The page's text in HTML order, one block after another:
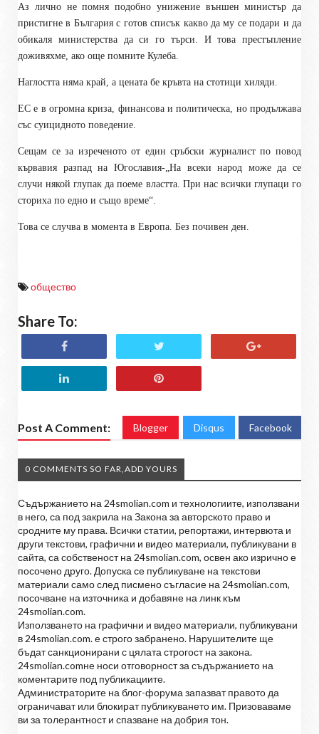
Аз лично не помня подобно унижение външен министър да
пристигне в България с готов списък какво да му се подари и да
обикаля министерства да си го търси. И това престъпление
доживяхме, ако още помните Кулеба.
Наглостта няма край, а цената бе кръвта на стотици хиляди.
ЕС е в огромна криза, финансова и политическа, но продължава
със суицидното поведение.
Сещам се за изреченото от един сръбски журналист по повод
кървавия разпад на Югославия-„На всеки народ може да се
случи някой глупак да поеме властта. При нас всички глупаци го
сториха по едно и също време“.
Това се случва в момента в Европа. Без почивен ден.
общество
Share To:
Post A Comment: Blogger Disqus Facebook
0 COMMENTS SO FAR,ADD YOURS
Съдържанието на 24smolian.com и технологиите, използвани
в него, са под закрила на Закона за авторското право и
сродните му права. Всички статии, репортажи, интервюта и
други текстови, графични и видео материали, публикувани в
сайта, са собственост на 24smolian.com, освен ако изрично е
посочено друго. Допуска се публикуване на текстови
материали само след писмено съгласие на 24smolian.com,
посочване на източника и добавяне на линк към
24smolian.com.
Използването на графични и видео материали, публикувани
в 24smolian.com. е строго забранено. Нарушителите ще
бъдат санкционирани с цялата строгост на закона.
24smolian.comне носи отговорност за съдържанието на
коментарите под публикациите.
Администраторите на блог-форума запазват правото да
ограничават или блокират публикуването им. Призоваваме
ви за толерантност и спазване на добрия тон.